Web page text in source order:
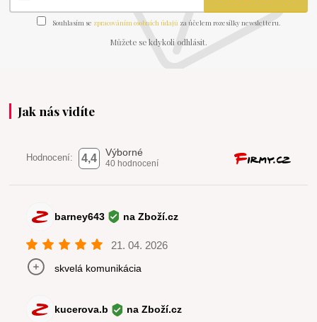
Souhlasím se zpracováním osobních údajů za účelem rozesílky newsletteru.
Můžete se kdykoli odhlásit.
Jak nás vidíte